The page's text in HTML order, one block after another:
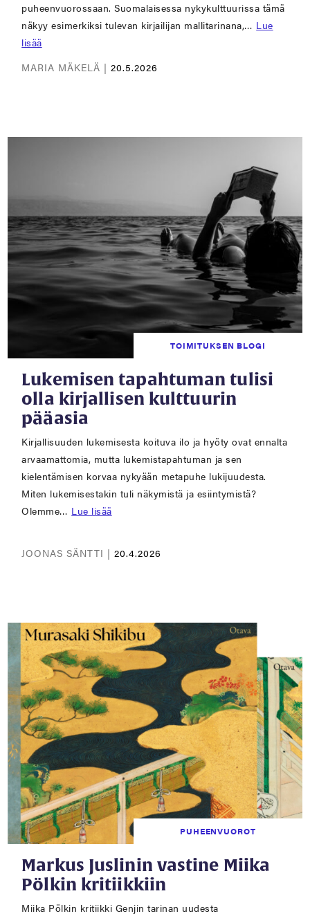
puheenvuorossaan. Suomalaisessa nykykulttuurissa tämä
näkyy esimerkiksi tulevan kirjailijan mallitarinana,… Lue
lisää
MARIA MÄKELÄ |20.5.2026
TOIMITUKSEN BLOGI
Lukemisen tapahtuman tulisi
olla kirjallisen kulttuurin
pääasia
Kirjallisuuden lukemisesta koituva ilo ja hyöty ovat ennalta
arvaamattomia, mutta lukemistapahtuman ja sen
kielentämisen korvaa nykyään metapuhe lukijuudesta.
Miten lukemisestakin tuli näkymistä ja esiintymistä?
Olemme… Lue lisää
JOONAS SÄNTTI |20.4.2026
PUHEENVUOROT
Markus Juslinin vastine Miika
Pölkin kritiikkiin
Miika Pölkin kritiikki Genjin tarinan uudesta